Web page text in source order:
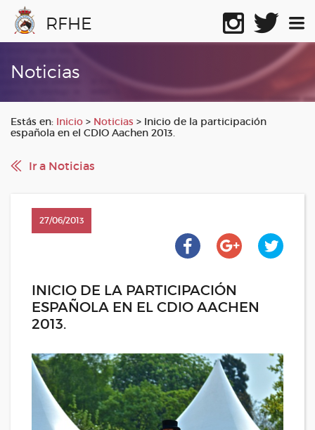
RFHE
Noticias
Estás en: Inicio > Noticias > Inicio de la participación
española en el CDIO Aachen 2013.
Ir a Noticias
27/06/2013
INICIO DE LA PARTICIPACIÓN
ESPAÑOLA EN EL CDIO AACHEN
2013.